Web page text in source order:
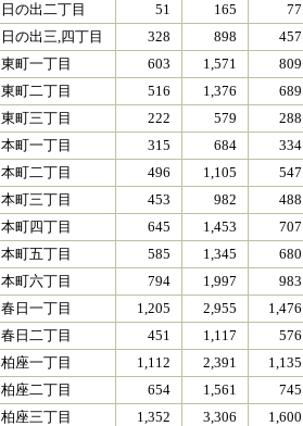
日の出二丁目
51 165 77
日の出三,四丁目
328 898 457
東町一丁目
603 1,571 809
東町二丁目
516 1,376 689
東町三丁目
222 579 288
本町一丁目
315 684 334
本町二丁目
496 1,105 547
本町三丁目
453 982 488
本町四丁目
645 1,453 707
本町五丁目
585 1,345 680
本町六丁目
794 1,997 983
春日一丁目
1,205 2,955 1,476
春日二丁目
451 1,117 576
柏座一丁目
1,112 2,391 1,135
柏座二丁目
654 1,561 745
柏座三丁目
1,352 3,306 1,600